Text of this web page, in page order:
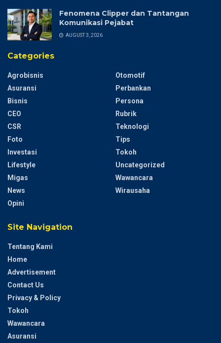
Fenomena Clipper dan Tantangan
Komunikasi Pejabat
AUGUST 3, 2026
Categories
Agrobisnis
Asuransi
Bisnis
CEO
CSR
Foto
Investasi
Lifestyle
Migas
News
Opini
Otomotif
Perbankan
Persona
Rubrik
Teknologi
Tips
Tokoh
Uncategorized
Wawancara
Wirausaha
Site Navigation
Tentang Kami
Home
Advertisement
Contact Us
Privacy & Policy
Tokoh
Wawancara
Asuransi